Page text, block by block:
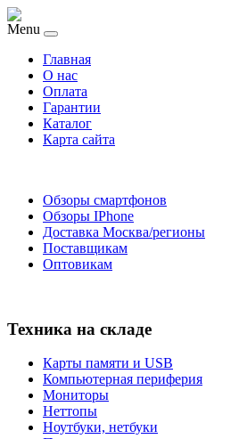
Menu
Главная
O нас
Оплата
Гарантии
Каталог
Карта сайта
Обзоры смартфонов
Обзоры IPhone
Доставка Москва/регионы
Поставщикам
Оптовикам
Техника на складе
Карты памяти и USB
Компьютерная периферия
Мониторы
Неттопы
Ноутбуки, нетбуки